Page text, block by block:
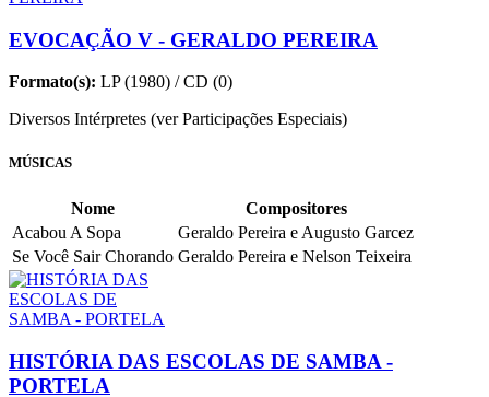
EVOCAÇÃO V - GERALDO PEREIRA
Formato(s): LP (1980) / CD (0)
Diversos Intérpretes (ver Participações Especiais)
MÚSICAS
Nome
Compositores
Acabou A Sopa
Geraldo Pereira e Augusto Garcez
Se Você Sair Chorando Geraldo Pereira e Nelson Teixeira
HISTÓRIA DAS ESCOLAS DE SAMBA -
PORTELA